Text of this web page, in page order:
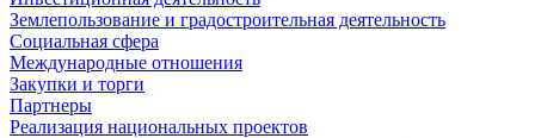
Землепользование и градостроительная деятельность
Социальная сфера
Международные отношения
Закупки и торги
Партнеры
Реализация национальных проектов